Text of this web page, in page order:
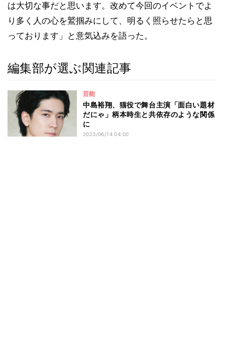
は大切な事だと思います。改めて今回のイベントでよ
り多く人の心を鷲掴みにして、明るく照らせたらと思
っております」と意気込みを語った。
編集部が選ぶ関連記事
芸能
中島裕翔、猫役で舞台主演「面白い題材
だにゃ」柄本時生と共依存のような関係
に
2023/06/14 04:00